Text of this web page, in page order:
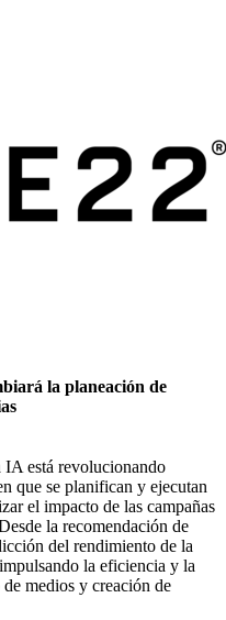
la planeación de
IA está revolucionando
que se planifican y ejecutan
el impacto de las campañas
la recomendación de
del rendimiento de la
la eficiencia y la
medios y creación de